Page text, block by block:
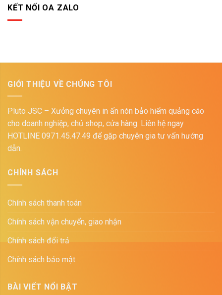
KẾT NỐI OA ZALO
GIỚI THIỆU VỀ CHÚNG TÔI
Pluto JSC – Xưởng chuyên in ấn nón bảo hiểm quảng cáo
cho doanh nghiệp, chủ shop, cửa hàng. Liên hệ ngay
HOTLINE 0971.45.47.49 để gặp chuyên gia tư vấn hướng
dẫn.
CHÍNH SÁCH
Chính sách thanh toán
Chính sách vận chuyển, giao nhận
Chính sách đổi trả
Chính sách bảo mật
BÀI VIẾT NỔI BẬT